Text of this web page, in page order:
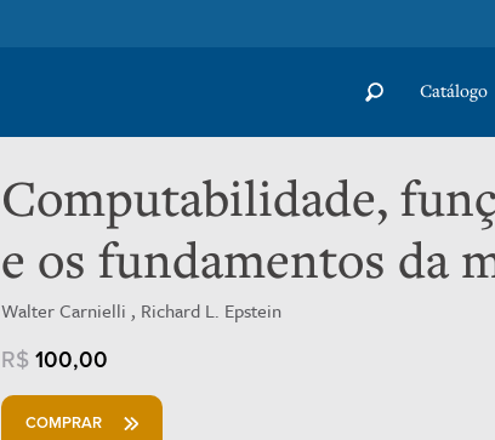
Catálogo
Computabilidade,
e os fundamentos da
Walter Carnielli , Richard L. Epstein
R$ 100,00
COMPRAR